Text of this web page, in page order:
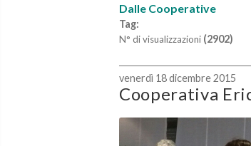
Dalle Cooperative
Tag:
N° di visualizzazioni (2902)
venerdì 18 dicembre 2015
Cooperativa